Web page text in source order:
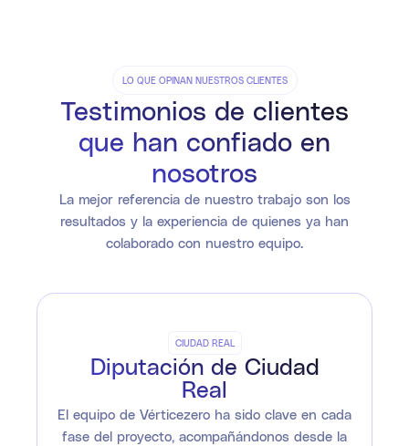
LO QUE OPINAN NUESTROS CLIENTES
Testimonios de clientes
que han confiado en
nosotros
La mejor referencia de nuestro trabajo son los
resultados y la experiencia de quienes ya han
colaborado con nuestro equipo.
CIUDAD REAL
Diputación de Ciudad
Real
El equipo de Vérticezero ha sido clave en cada
fase del proyecto, acompañándonos desde la